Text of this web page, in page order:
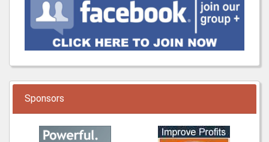
Sponsors